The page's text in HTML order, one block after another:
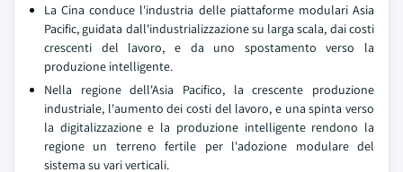
La Cina conduce l'industria delle piattaforme modulari Asia
Pacific, guidata dall'industrializzazione su larga scala, dai costi
crescenti del lavoro, e da uno spostamento verso la
produzione intelligente.
Nella regione dell'Asia Pacifico, la crescente produzione
industriale, l'aumento dei costi del lavoro, e una spinta verso
la digitalizzazione e la produzione intelligente rendono la
regione un terreno fertile per l'adozione modulare del
sistema su vari verticali.